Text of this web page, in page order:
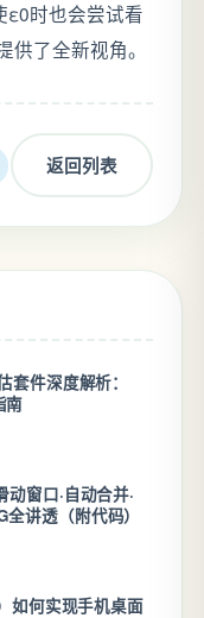
时也会尝试看
了全新视角。
返回列表
件深度解析：
南
窗口·自动合并·
全讲透（附代码）
如何实现手机桌面